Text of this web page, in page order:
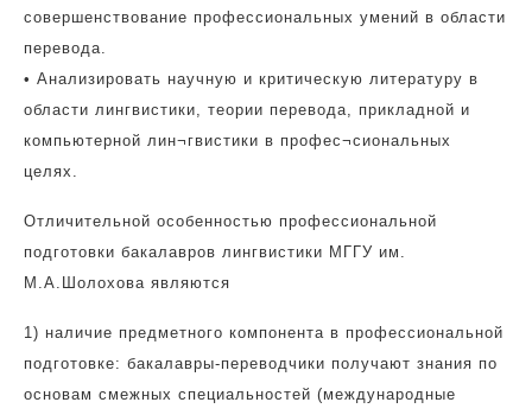
совершенствование профессиональных умений в области
перевода.
• Анализировать научную и критическую литературу в
области лингвистики, теории перевода, прикладной и
компьютерной лин¬гвистики в профес¬сиональных
целях.
Отличительной особенностью профессиональной
подготовки бакалавров лингвистики МГГУ им.
М.А.Шолохова являются
1) наличие предметного компонента в профессиональной
подготовке: бакалавры-переводчики получают знания по
основам смежных специальностей (международные